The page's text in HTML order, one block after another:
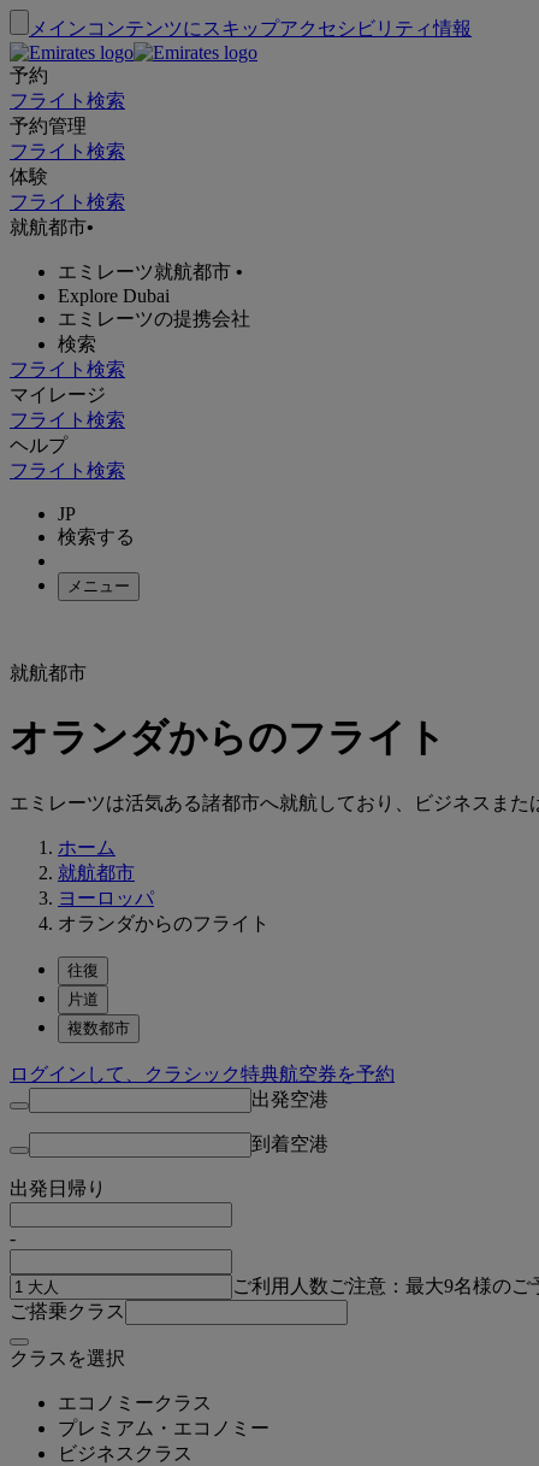
メインコンテンツにスキップアクセシビリティ情報
予約
フライト検索
予約管理
フライト検索
体験
フライト検索
就航都市•
エミレーツ就航都市 •
Explore Dubai
エミレーツの提携会社
検索
フライト検索
マイレージ
フライト検索
ヘルプ
フライト検索
JP
検索する
メニュー
就航都市
オランダからのフライト
エミレーツは活気ある諸都市へ就航しており、ビジネスま
ホーム
就航都市
ヨーロッパ
オランダからのフライト
往復
片道
複数都市
ログインして、クラシック特典航空券を予約
出発空港
到着空港
出発日 帰り
-
ご利用人数ご注意：最大9名様のご
ご搭乗クラス
クラスを選択
エコノミークラス
プレミアム・エコノミー
ビジネスクラス